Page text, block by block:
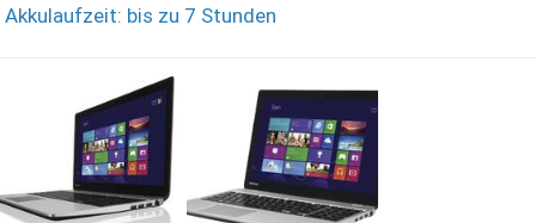
Akkulaufzeit: bis zu 7 Stunden